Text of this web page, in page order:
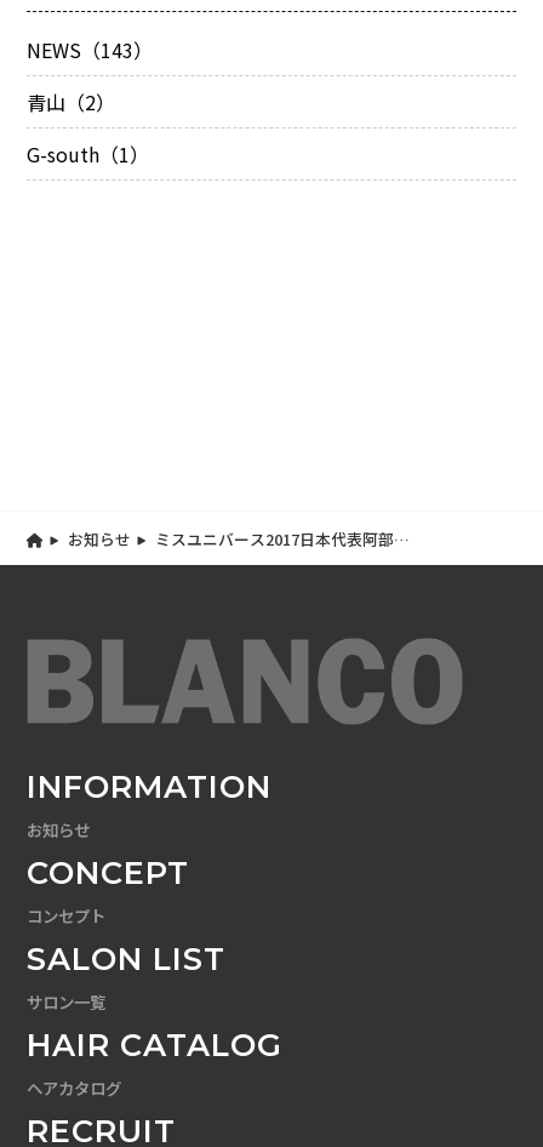
NEWS（143）
青山（2）
G-south（1）
お知らせ
ミスユニバース2017日本代表阿部桃
子さんご来店
INFORMATION
お知らせ
CONCEPT
コンセプト
SALON LIST
サロン一覧
HAIR CATALOG
ヘアカタログ
RECRUIT